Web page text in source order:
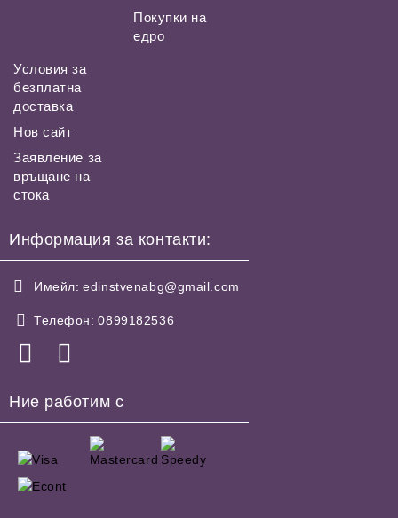
Покупки на
едро
Условия за
безплатна
доставка
Нов сайт
Заявление за
връщане на
стока
Информация за контакти:
Имейл: edinstvenabg@gmail.com
Телефон: 0899182536
Ние работим с